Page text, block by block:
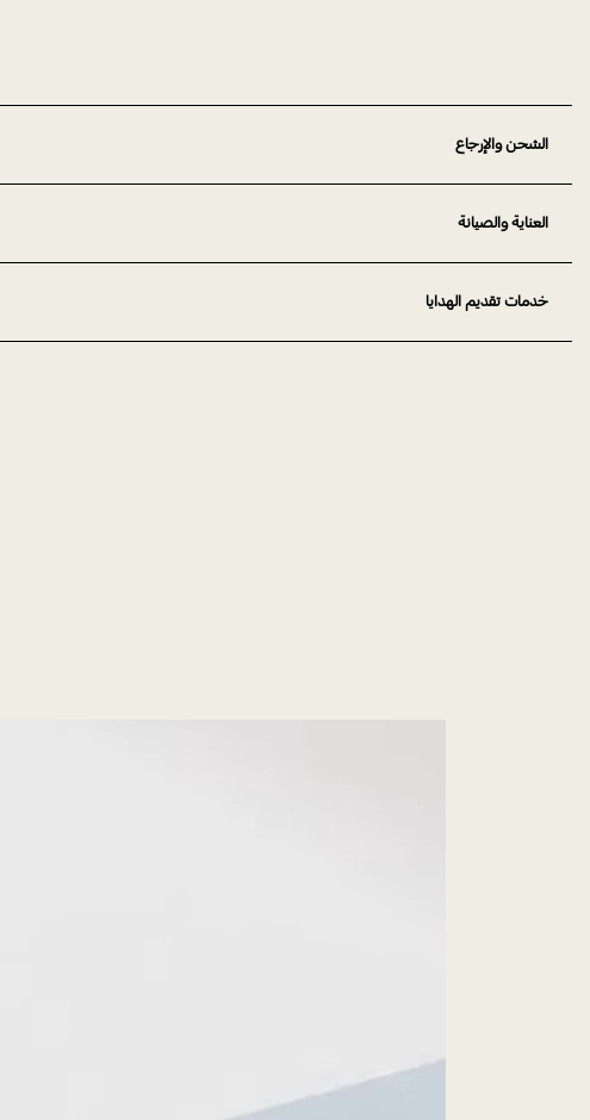
الشحن والإرجاع
العناية والصيانة
خدمات تقديم الهدايا